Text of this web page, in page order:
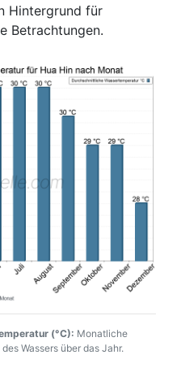
Hintergrund für
Betrachtungen.
(°C): Monatliche
Wassers über das Jahr.